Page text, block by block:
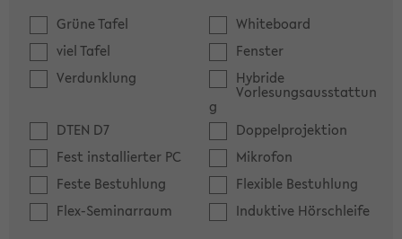
Grüne Tafel
Whiteboard
viel Tafel
Fenster
Verdunklung
Hybride
Vorlesungsausstattun
g
DTEN D7
Doppelprojektion
Fest installierter PC
Mikrofon
Feste Bestuhlung
Flexible Bestuhlung
Flex-Seminarraum
Induktive Hörschleife